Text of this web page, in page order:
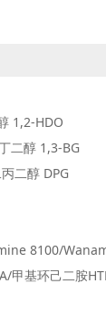
1,2-HDO
醇 1,3-BG
醇 DPG
8100/
甲基环己二胺